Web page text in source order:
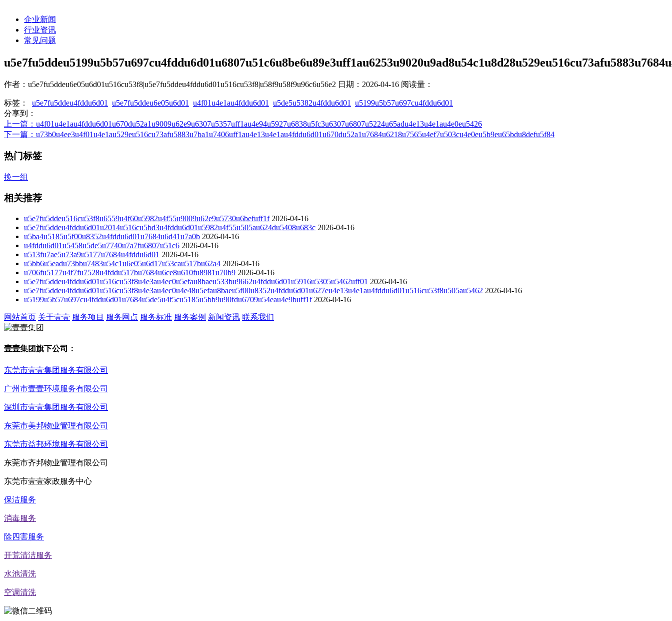
企业新闻
行业资讯
常见问题
作者：u5e7fu5ddeu6e05u6d01u516cu53f8|u5e7fu5ddeu4fddu6d01u516cu53f8|u58f9u58f9u96c6u56e2 日期：2026-04-16 阅读量：
标签： u5e7fu5ddeu4fddu6d01 u5e7fu5ddeu6e05u6d01 u4f01u4e1au4fddu6d01 u5de5u5382u4fddu6d01
u5199u5b57u697cu4fddu6d01
分享到：
上一篇 ：u4f01u4e1au4fddu6d01u670du52a1u9009u62e9u6307u5357uff1au4e94u5927u6838u5fc3u6307u6807u5224u65adu4e13u4e1au4e0eu5426
下一篇 ：u73b0u4ee3u4f01u4e1au529eu516cu73afu5883u7ba1u7406uff1au4e13u4e1au4fddu6d01u670du52a1u7684u6218u7565u4ef7u503cu4e0eu5b9eu65bdu8defu5f84
热门标签
换一组
相关推荐
u5e7fu5ddeu516cu53f8u6559u4f60u5982u4f55u9009u62e9u5730u6befuff1f 2026-04-16
u5e7fu5ddeu4fddu6d01u2014u516cu5bd3u4fddu6d01u5982u4f55u505au624du5408u683c 2026-04-16
u5ba4u5185u5f00u8352u4fddu6d01u7684u6d41u7a0b 2026-04-16
u4fddu6d01u5458u5de5u7740u7a7fu6807u51c6 2026-04-16
u513fu7ae5u73a9u5177u7684u4fddu6d01 2026-04-16
u5bb6u5eadu73bbu7483u54c1u6e05u6d17u53cau517bu62a4 2026-04-16
u706fu5177u4f7fu7528u4fddu517bu7684u6ce8u610fu8981u70b9 2026-04-16
u5e7fu5ddeu4fddu6d01u516cu53f8u4e3au4ec0u5efau8baeu533bu9662u4fddu6d01u5916u5305u5462uff01 2026-04-16
u5e7fu5ddeu4fddu6d01u516cu53f8u4e3au4ec0u4e48u5efau8baeu5f00u8352u4fddu6d01u627eu4e13u4e1au4fddu6d01u516cu53f8u505au5462 2026-04-16
u5199u5b57u697cu4fddu6d01u7684u5de5u4f5cu5185u5bb9u90fdu6709u54eau4e9buff1f 2026-04-16
网站首页 关于壹壹 服务项目 服务网点 服务标准 服务案例 新闻资讯 联系我们
壹壹集团旗下公司：
东莞市壹壹集团服务有限公司
广州市壹壹环境服务有限公司
深圳市壹壹集团服务有限公司
东莞市美邦物业管理有限公司
东莞市益邦环境服务有限公司
东莞市齐邦物业管理有限公司
东莞市壹壹家政服务中心
保洁服务
消毒服务
除四害服务
开荒清洁服务
水池清洗
空调清洗